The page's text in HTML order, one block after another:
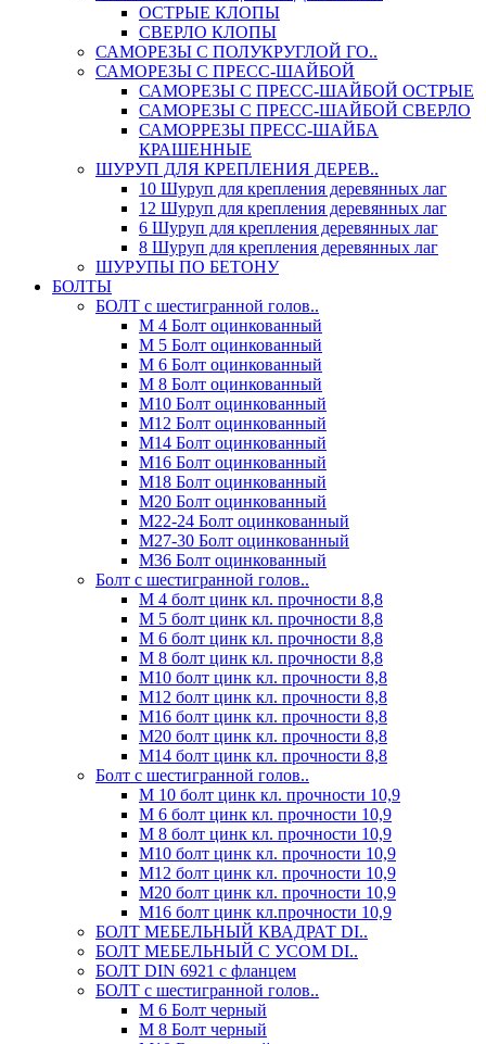
ОСТРЫЕ КЛОПЫ
СВЕРЛО КЛОПЫ
САМОРЕЗЫ С ПОЛУКРУГЛОЙ ГО..
САМОРЕЗЫ С ПРЕСС-ШАЙБОЙ
САМОРЕЗЫ С ПРЕСС-ШАЙБОЙ ОСТРЫЕ
САМОРЕЗЫ С ПРЕСС-ШАЙБОЙ СВЕРЛО
САМОРРЕЗЫ ПРЕСС-ШАЙБА
КРАШЕННЫЕ
ШУРУП ДЛЯ КРЕПЛЕНИЯ ДЕРЕВ..
10 Шуруп для крепления деревянных лаг
12 Шуруп для крепления деревянных лаг
6 Шуруп для крепления деревянных лаг
8 Шуруп для крепления деревянных лаг
ШУРУПЫ ПО БЕТОНУ
БОЛТЫ
БОЛТ с шестигранной голов..
М 4 Болт оцинкованный
М 5 Болт оцинкованный
М 6 Болт оцинкованный
М 8 Болт оцинкованный
М10 Болт оцинкованный
М12 Болт оцинкованный
М14 Болт оцинкованный
М16 Болт оцинкованный
М18 Болт оцинкованный
М20 Болт оцинкованный
М22-24 Болт оцинкованный
М27-30 Болт оцинкованный
М36 Болт оцинкованный
Болт с шестигранной голов..
М 4 болт цинк кл. прочности 8,8
М 5 болт цинк кл. прочности 8,8
М 6 болт цинк кл. прочности 8,8
М 8 болт цинк кл. прочности 8,8
М10 болт цинк кл. прочности 8,8
М12 болт цинк кл. прочности 8,8
М16 болт цинк кл. прочности 8,8
М20 болт цинк кл. прочности 8,8
М14 болт цинк кл. прочности 8,8
Болт с шестигранной голов..
М 10 болт цинк кл. прочности 10,9
М 6 болт цинк кл. прочности 10,9
М 8 болт цинк кл. прочности 10,9
М10 болт цинк кл. прочности 10,9
М12 болт цинк кл. прочности 10,9
М20 болт цинк кл. прочности 10,9
М16 болт цинк кл.прочности 10,9
БОЛТ МЕБЕЛЬНЫЙ КВАДРАТ DI..
БОЛТ МЕБЕЛЬНЫЙ С УСОМ DI..
БОЛТ DIN 6921 c фланцем
БОЛТ с шестигранной голов..
М 6 Болт черный
М 8 Болт черный